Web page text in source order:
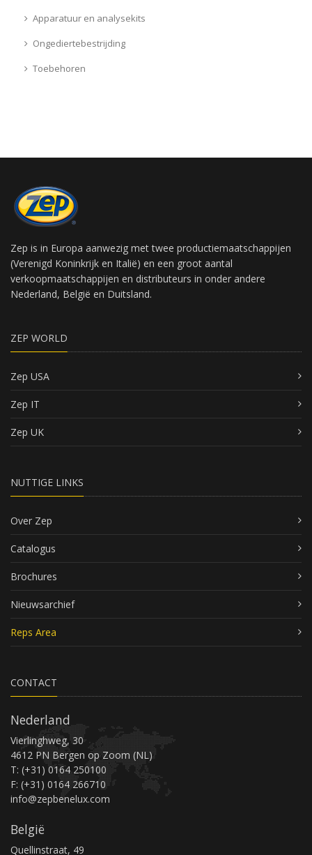
Apparatuur en analysekits
Ongediertebestrijding
Toebehoren
Zep is in Europa aanwezig met twee productiemaatschappijen
(Verenigd Koninkrijk en Italië) en een groot aantal
verkoopmaatschappijen en distributeurs in onder andere
Nederland, België en Duitsland.
ZEP WORLD
Zep USA
Zep IT
Zep UK
NUTTIGE LINKS
Over Zep
Catalogus
Brochures
Nieuwsarchief
Reps Area
CONTACT
Nederland
Vierlinghweg, 30
4612 PN Bergen op Zoom (NL)
T: (+31) 0164 250100
F: (+31) 0164 266710
info@zepbenelux.com
België
Quellinstraat, 49